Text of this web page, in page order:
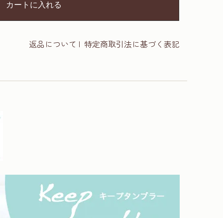
カートに入れる
返品について | 特定商取引法に基づく表記